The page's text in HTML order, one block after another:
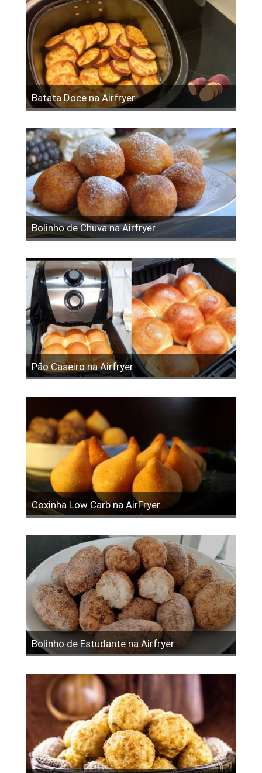
Batata Doce na Airfryer
Bolinho de Chuva na Airfryer
Pão Caseiro na Airfryer
Coxinha Low Carb na AirFryer
Bolinho de Estudante na Airfryer